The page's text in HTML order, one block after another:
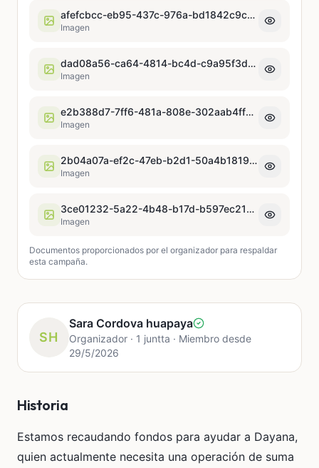
afefcbcc-eb95-437c-976a-bd1842c9c08b.jpeg
Imagen
dad08a56-ca64-4814-bc4d-c9a95f3d75b8.jpeg
Imagen
e2b388d7-7ff6-481a-808e-302aab4ff208.jpeg
Imagen
2b04a07a-ef2c-47eb-b2d1-50a4b1819e5a.jpeg
Imagen
3ce01232-5a22-4b48-b17d-b597ec214268.jpeg
Imagen
Documentos proporcionados por el organizador para respaldar
esta campaña.
SH
Sara Cordova huapaya
Organizador · 1 juntta · Miembro desde
29/5/2026
Historia
Estamos recaudando fondos para ayudar a Dayana,
quien actualmente necesita una operación de suma